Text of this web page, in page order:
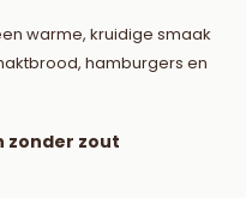
warme, kruidige smaak
hamburgers en
zonder zout